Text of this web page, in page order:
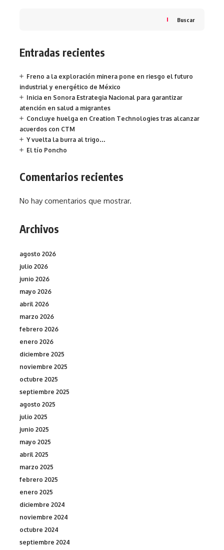
Buscar
Entradas recientes
Freno a la exploración minera pone en riesgo el futuro
industrial y energético de México
Inicia en Sonora Estrategia Nacional para garantizar
atención en salud a migrantes
Concluye huelga en Creation Technologies tras alcanzar
acuerdos con CTM
Y vuelta la burra al trigo…
El tío Poncho
Comentarios recientes
No hay comentarios que mostrar.
Archivos
agosto 2026
julio 2026
junio 2026
mayo 2026
abril 2026
marzo 2026
febrero 2026
enero 2026
diciembre 2025
noviembre 2025
octubre 2025
septiembre 2025
agosto 2025
julio 2025
junio 2025
mayo 2025
abril 2025
marzo 2025
febrero 2025
enero 2025
diciembre 2024
noviembre 2024
octubre 2024
septiembre 2024